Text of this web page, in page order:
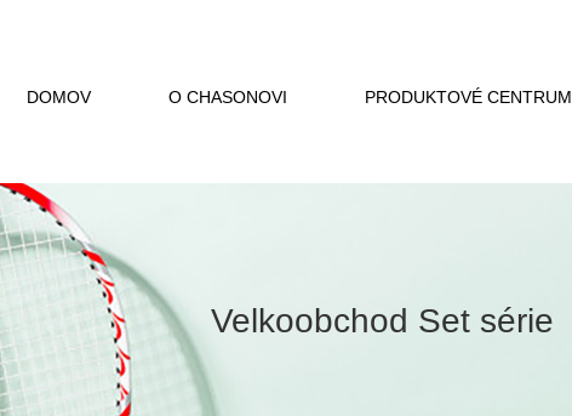
DOMOV O CHASONOVI PRODUKTOVÉ CENTRUM
Velkoobchod Set série